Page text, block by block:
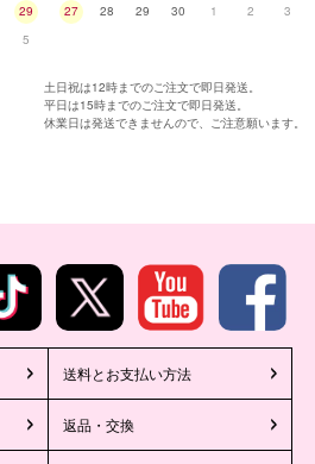
29
5
27
28 29 30 1 2 3
土日祝は12時までのご注文で即日発送。
平日は15時までのご注文で即日発送。
休業日は発送できませんので、ご注意願います。
送料とお支払い方法
返品・交換